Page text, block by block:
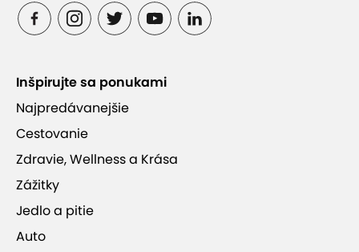
Inšpirujte sa ponukami
Najpredávanejšie
Cestovanie
Zdravie, Wellness a Krása
Zážitky
Jedlo a pitie
Auto